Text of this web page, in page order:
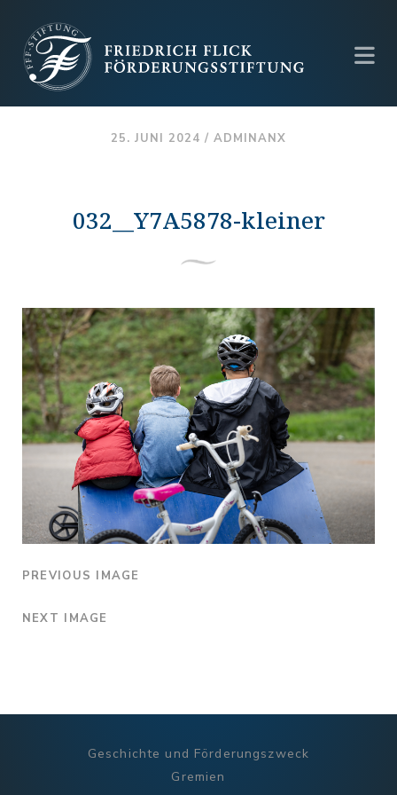
25. JUNI 2024 /ADMINANX
032__Y7A5878-kleiner
PREVIOUS IMAGE
NEXT IMAGE
Geschichte und Förderungszweck
Gremien